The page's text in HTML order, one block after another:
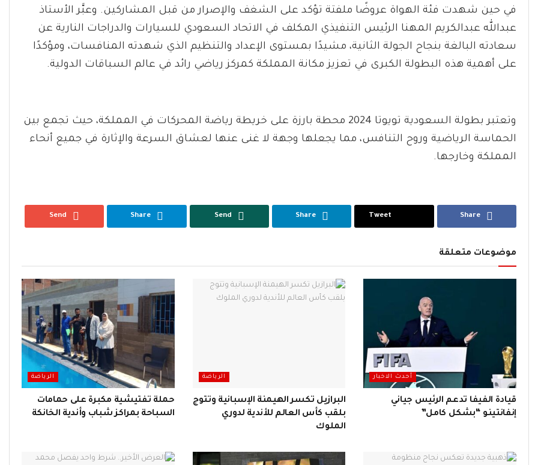
في حين شهدت فئة الهواة عروضًا ملفتة تؤكد على الشغف والإصرار من قبل المشاركين. وعبَّر الأستاذ
عبدالله عبدالكريم المهنا الرئيس التنفيذي المكلف في الاتحاد السعودي للسيارات والدراجات النارية عن
سعادته البالغة بنجاح الجولة الثانية، مشيدًا بمستوى الإعداد والتنظيم الذي شهدته المنافسات، ومؤكدًا
على أهمية هذه البطولة الكبرى في تعزيز مكانة المملكة كمركز رياضي رائد في عالم السباقات الدولية.
وتعتبر بطولة السعودية تويوتا 2024 محطة بارزة على خريطة رياضة المحركات في المملكة، حيث تجمع بين
الحماسة الرياضية وروح التنافس، مما يجعلها وجهة لا غنى عنها لعشاق السرعة والإثارة في جميع أنحاء
المملكة وخارجها.
Share
Tweet
Share
Send
Share
Send
موضوعات متعلقة
أحدث الاخبار
قيادة الفيفا تدعم الرئيس جياني
إنفانتينو “بشكل كامل”
الرياضة
البرازيل تكسر الهيمنة الإسبانية وتتوج
بلقب كأس العالم للأندية لدوري
الملوك
الرياضة
حملة تفتيشية مكبرة على حمامات
السباحة بمراكز شباب وأندية الخانكة